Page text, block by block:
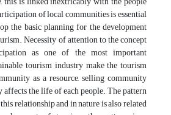
of local communities is essential
the basic planning for the development
Necessity of attention to the concept
as one of the most important
tourism industry make the tourism
as a resource, selling community
the life of each people. The pattern
relationship and in nature is also related